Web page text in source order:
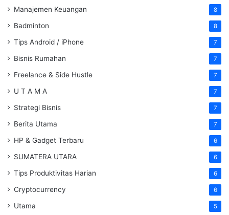
Manajemen Keuangan 8
Badminton 8
Tips Android / iPhone 7
Bisnis Rumahan 7
Freelance & Side Hustle 7
U T A M A 7
Strategi Bisnis 7
Berita Utama 7
HP & Gadget Terbaru 6
SUMATERA UTARA 6
Tips Produktivitas Harian 6
Cryptocurrency 6
Utama 5